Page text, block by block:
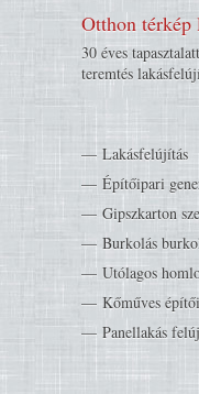
Otthon térkép
30 éves
teremtés
Lakásfelújítás
Építőipari
Gipszkarton
Burkolás
Utólagos
Kőműves
Panellakás